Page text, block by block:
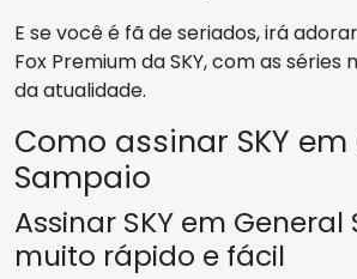
E se você é fã de seriados, irá
Fox Premium da SKY, com as séries
da atualidade.
Como assinar SKY em
Sampaio
Assinar SKY em
muito rápido e fácil